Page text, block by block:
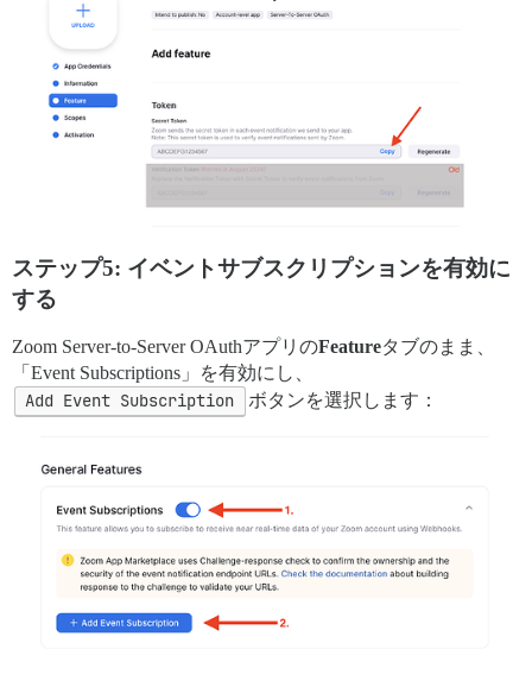
ステップ5: イベントサブスクリプションを有効に
する
Zoom Server-to-Server OAuthアプリのFeatureタブのまま、
「Event Subscriptions」を有効にし、
Add Event Subscription ボタンを選択します：